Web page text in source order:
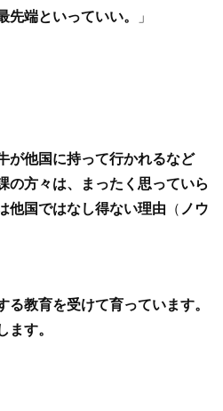
先端といっていい。
」
が他国に持って行かれるなど
の方々は、まったく思っていら
他国ではなし得ない理由 （ ノウ
る教育を受けて育っています。
ます。